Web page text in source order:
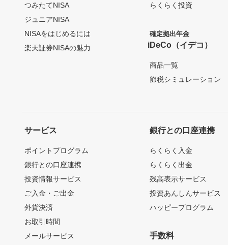
つみたてNISA
ジュニアNISA
NISAをはじめるには
楽天証券NISAの魅力
らくらく投資
確定拠出年金
iDeCo（イデコ）
商品一覧
節税シミュレーション
サービス
ポイントプログラム
銀行との口座連携
投資情報サービス
ご入金・ご出金
外貨決済
お取引時間
メールサービス
銀行との口座連携
らくらく入金
らくらく出金
残高表示サービス
投資あんしんサービス
ハッピープログラム
手数料